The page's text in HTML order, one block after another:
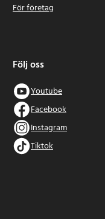
För företag
Följ oss
Youtube
Facebook
Instagram
Tiktok